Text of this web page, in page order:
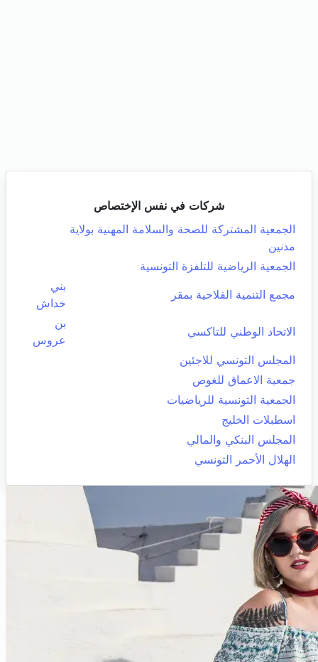
شركات في نفس الإختصاص
الجمعية المشتركة للصحة والسلامة المهنية بولاية
مدنين
الجمعية الرياضية للتلفزة التونسية
مجمع التنمية الفلاحية بمقر
بني
خداش
الاتحاد الوطني للتاكسي
بن
عروس
المجلس التونسي للاجئين
جمعية الاعماق للغوص
الجمعية التونسية للرياضيات
اسطبلات الخليج
المجلس البنكي والمالي
الهلال الأحمر التونسي